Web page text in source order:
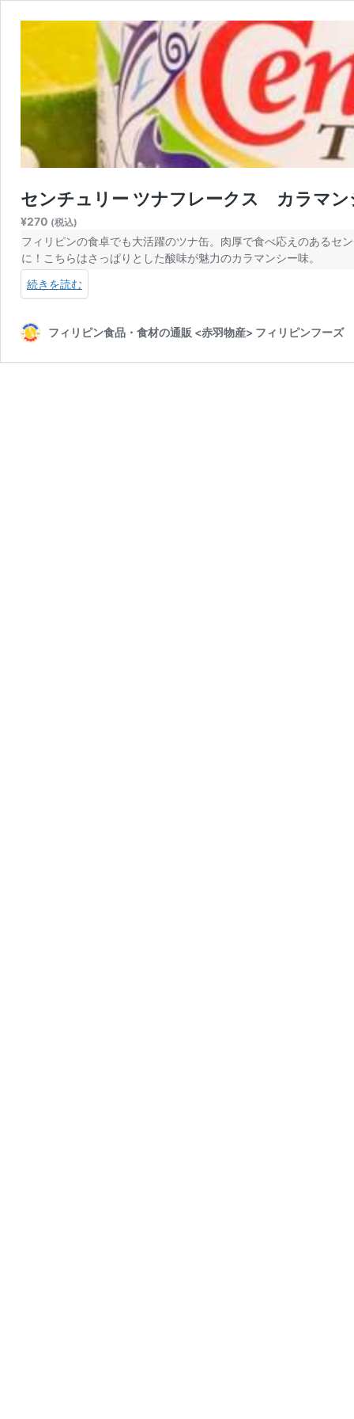
センチュリー ツナフレークス カラマン
¥270 (税込)
フィリピンの食卓でも大活躍のツナ缶。肉厚で食べ応えのあるセ
に！こちらはさっぱりとした酸味が魅力のカラマンシー味。
続きを読む
フィリピン食品・食材の通販 <赤羽物産> フィリピンフーズ